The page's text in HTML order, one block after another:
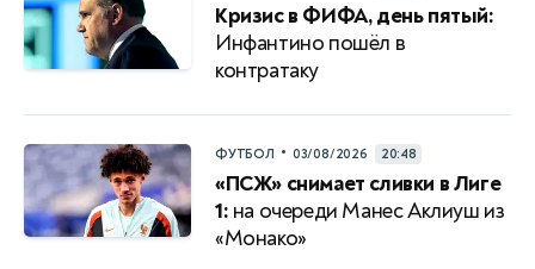
Кризис в ФИФА, день пятый:
Инфантино пошёл в
контратаку
ФУТБОЛ • 03/08/2026 20:48
«ПСЖ» снимает сливки в Лиге
1: на очереди Манес Аклиуш из
«Монако»